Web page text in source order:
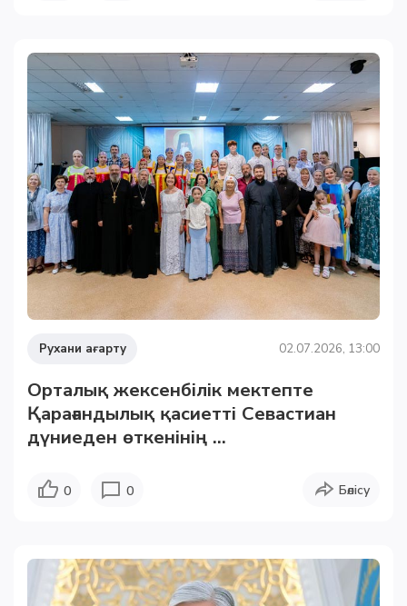
Рухани ағарту 02.07.2026, 13:00
Орталық жексенбілік мектепте
Қарағандылық қасиетті Севастиан
дүниеден өткенінің ...
0 0 Бөлісу